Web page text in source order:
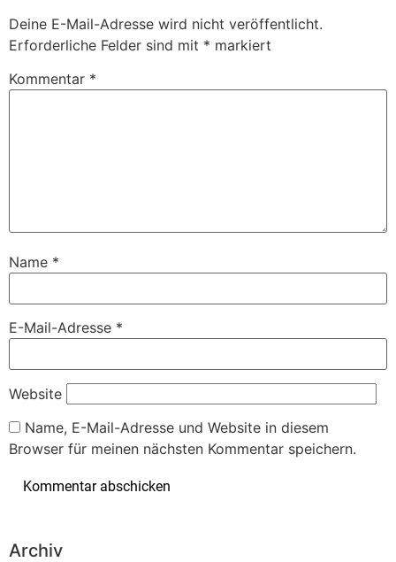
Deine E-Mail-Adresse wird nicht veröffentlicht.
Erforderliche Felder sind mit * markiert
Kommentar *
Name *
E-Mail-Adresse *
Website
Name, E-Mail-Adresse und Website in diesem
Browser für meinen nächsten Kommentar speichern.
Archiv